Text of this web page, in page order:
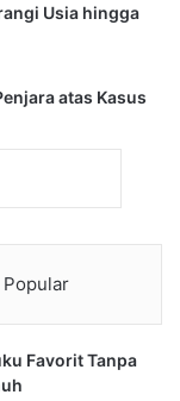
Usia hingga
atas Kasus
Popular
Favorit Tanpa